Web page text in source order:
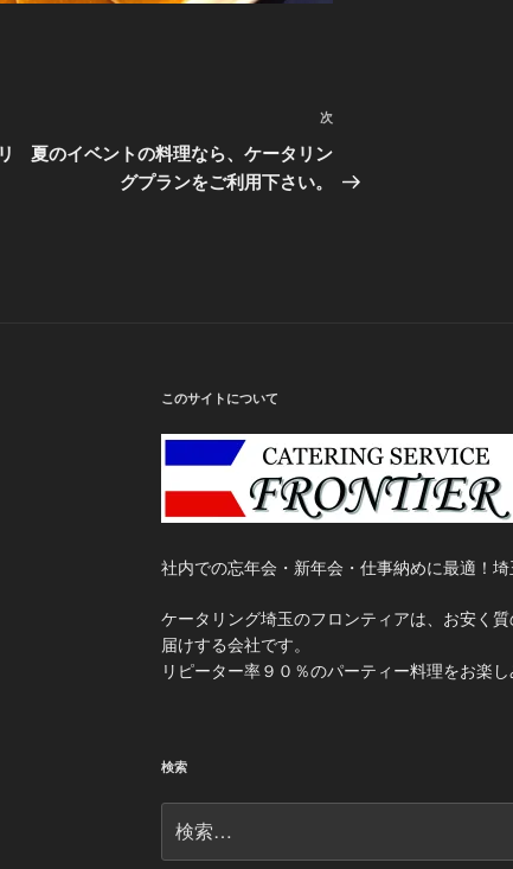
次
の
投
次
夏のイベントの料理なら、ケータリン
グプランをご利用下さい。
このサイトについて
社内での忘年会・新年会・仕事納めに最適！
ケータリング埼玉のフロンティアは、お安く
届けする会社です。
リピーター率９０％のパーティー料理をお楽
検索
索: